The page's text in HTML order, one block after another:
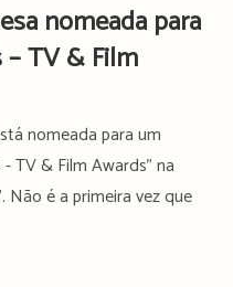
nomeada para
– TV & Film
nomeada para um
TV & Film Awards" na
é a primeira vez que